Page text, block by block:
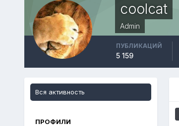
coolcat
Admin
ПУБЛИКАЦИЙ
5 159
Вся активность
ПРОФИЛИ